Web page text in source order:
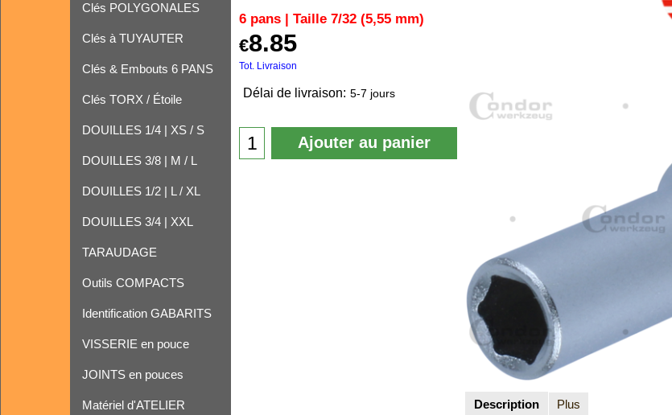
Clés POLYGONALES
Clés à TUYAUTER
Clés & Embouts 6 PANS
Clés TORX / Étoile
DOUILLES 1/4 | XS / S
DOUILLES 3/8 | M / L
DOUILLES 1/2 | L / XL
DOUILLES 3/4 | XXL
TARAUDAGE
Outils COMPACTS
Identification GABARITS
VISSERIE en pouce
JOINTS en pouces
Matériel d'ATELIER
6 pans | Taille 7/32 (5,55 mm)
€8.85
Tot. Livraison
Délai de livraison: 5-7 jours
Ajouter au panier
Description Plus